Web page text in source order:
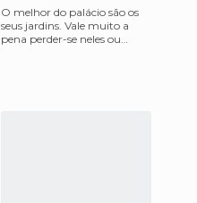
O melhor do palácio são os
seus jardins. Vale muito a
pena perder-se neles ou